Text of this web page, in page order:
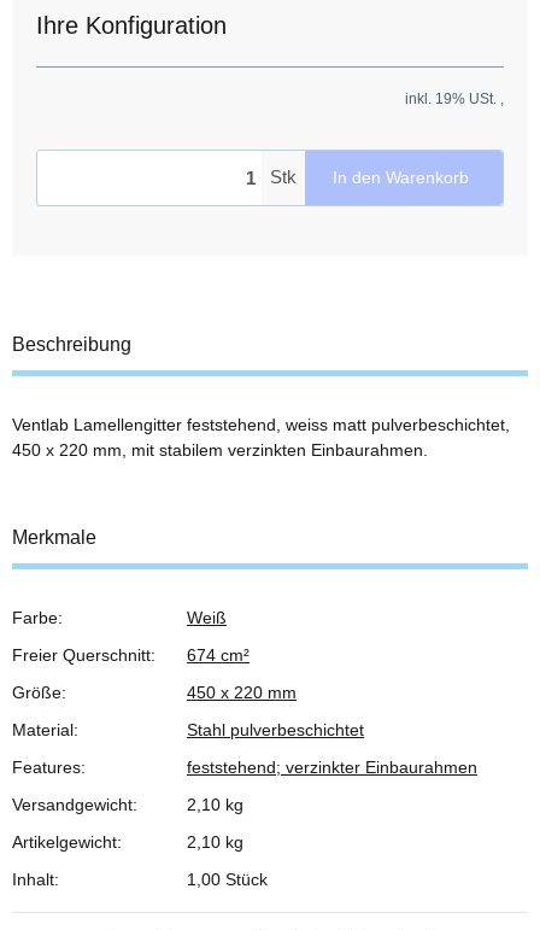
Ihre Konfiguration
inkl. 19% USt. ,
Stk In den Warenkorb
Beschreibung
Ventlab Lamellengitter feststehend, weiss matt pulverbeschichtet,
450 x 220 mm, mit stabilem verzinkten Einbaurahmen.
Merkmale
Produkteigenschaft
Wert
Farbe:
Weiß
Freier Querschnitt:
674 cm²
Größe:
450 x 220 mm
Material:
Stahl pulverbeschichtet
Features:
feststehend; verzinkter Einbaurahmen
Versandgewicht:
2,10 kg
Artikelgewicht:
2,10 kg
Inhalt:
1,00 Stück